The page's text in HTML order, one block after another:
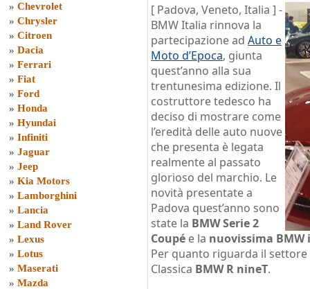
» Chevrolet
» Chrysler
» Citroen
» Dacia
» Ferrari
» Fiat
» Ford
» Honda
» Hyundai
» Infiniti
» Jaguar
» Jeep
» Kia Motors
» Lamborghini
» Lancia
» Land Rover
» Lexus
» Lotus
» Maserati
» Mazda
[ Padova, Veneto, Italia ] -
BMW Italia rinnova la
partecipazione ad Auto e
Moto d’Epoca, giunta
quest’anno alla sua
trentunesima edizione. Il
costruttore tedesco ha
deciso di mostrare come
l’eredità delle auto nuove
che presenta è legata
realmente al passato
glorioso del marchio. Le
novità presentate a
Padova quest’anno sono
state la BMW Serie 2
Coupé e la nuovissima BMW
Per quanto riguarda il
Classica BMW R nineT.